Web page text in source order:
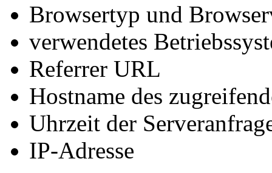
Browsertyp und
verwendetes
Referrer URL
Hostname des
Uhrzeit der
IP-Adresse